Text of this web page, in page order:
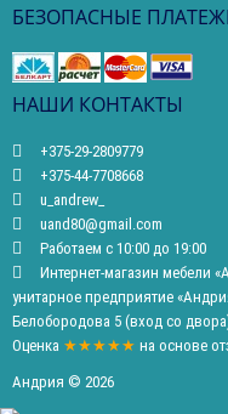
БЕЗОПАСНЫЕ
НАШИ КОНТАКТЫ
+375-29-2809779
+375-44-7708668
u_andrew_
uand80@gmail.com
Работаем с 10:00 до 19:00
Интернет-магазин мебели
унитарное предприятие
Белобородова 5 (вход со
Оценка ★★★★★ на основе
Андрия © 2026